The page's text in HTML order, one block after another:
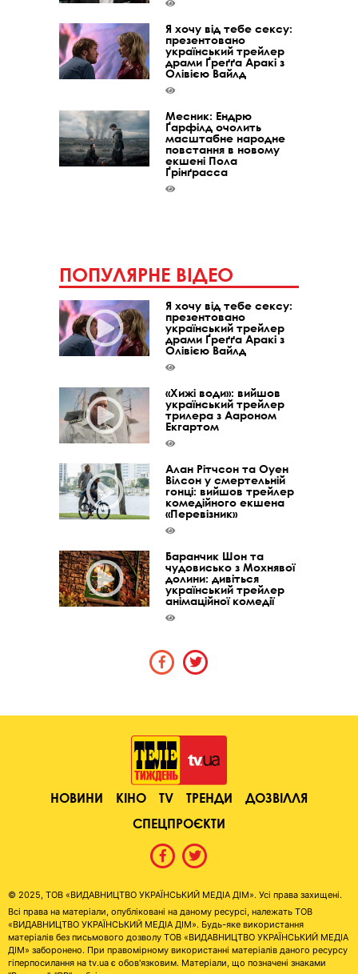
Я хочу від тебе сексу:
презентовано
український трейлер
драми Ґреґґа Аракі з
Олівією Вайлд
Месник: Ендрю
Ґарфілд очолить
масштабне народне
повстання в новому
екшені Пола
Ґрінґрасса
ПОПУЛЯРНЕ ВІДЕО
Я хочу від тебе сексу:
презентовано
український трейлер
драми Ґреґґа Аракі з
Олівією Вайлд
«Хижі води»: вийшов
український трейлер
трилера з Аароном
Екгартом
Алан Рітчсон та Оуен
Вілсон у смертельній
гонці: вийшов трейлер
комедійного екшена
«Перевізник»
Баранчик Шон та
чудовисько з Мохнявої
долини: дивіться
український трейлер
анімаційної комедії
НОВИНИ КІНО TV ТРЕНДИ
ДОЗВІЛЛЯ
СПЕЦПРОЄКТИ
© 2025, ТОВ «ВИДАВНИЦТВО УКРАЇНСЬКИЙ МЕДІА ДІМ». Усі права захищені.
Всі права на матеріали, опубліковані на даному ресурсі, належать ТОВ
«ВИДАВНИЦТВО УКРАЇНСЬКИЙ МЕДІА ДІМ». Будь-яке використання
матеріалів без письмового дозволу ТОВ «ВИДАВНИЦТВО УКРАЇНСЬКИЙ МЕДІА
ДІМ» заборонено. При правомірному використанні матеріалів даного ресурсу
гіперпосилання на tv.ua є обов'язковим. Матеріали, що позначені знаками